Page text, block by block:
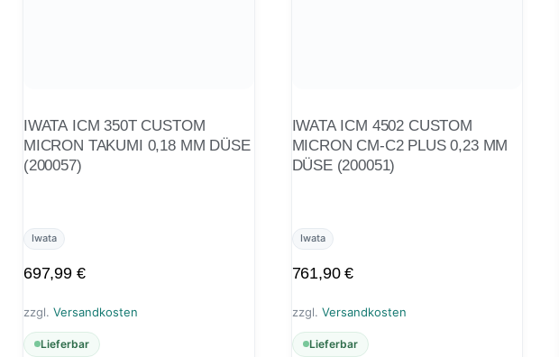
IWATA ICM 350T CUSTOM
MICRON TAKUMI 0,18 MM DÜSE
(200057)
Iwata
697,99 €
zzgl. Versandkosten
Lieferbar
IWATA ICM 4502 CUSTOM
MICRON CM-C2 PLUS 0,23 MM
DÜSE (200051)
Iwata
761,90€
zzgl. Versandkosten
Lieferbar